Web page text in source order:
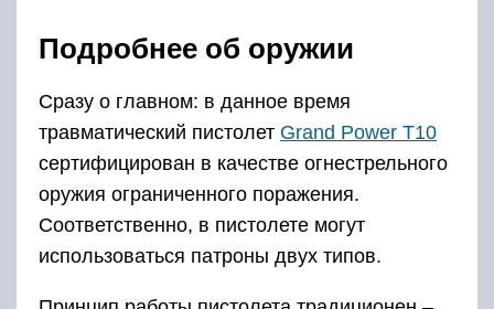
Подробнее об оружии
Сразу о главном: в данное время
травматический пистолет Grand Power T10
сертифицирован в качестве огнестрельного
оружия ограниченного поражения.
Соответственно, в пистолете могут
использоваться патроны двух типов.